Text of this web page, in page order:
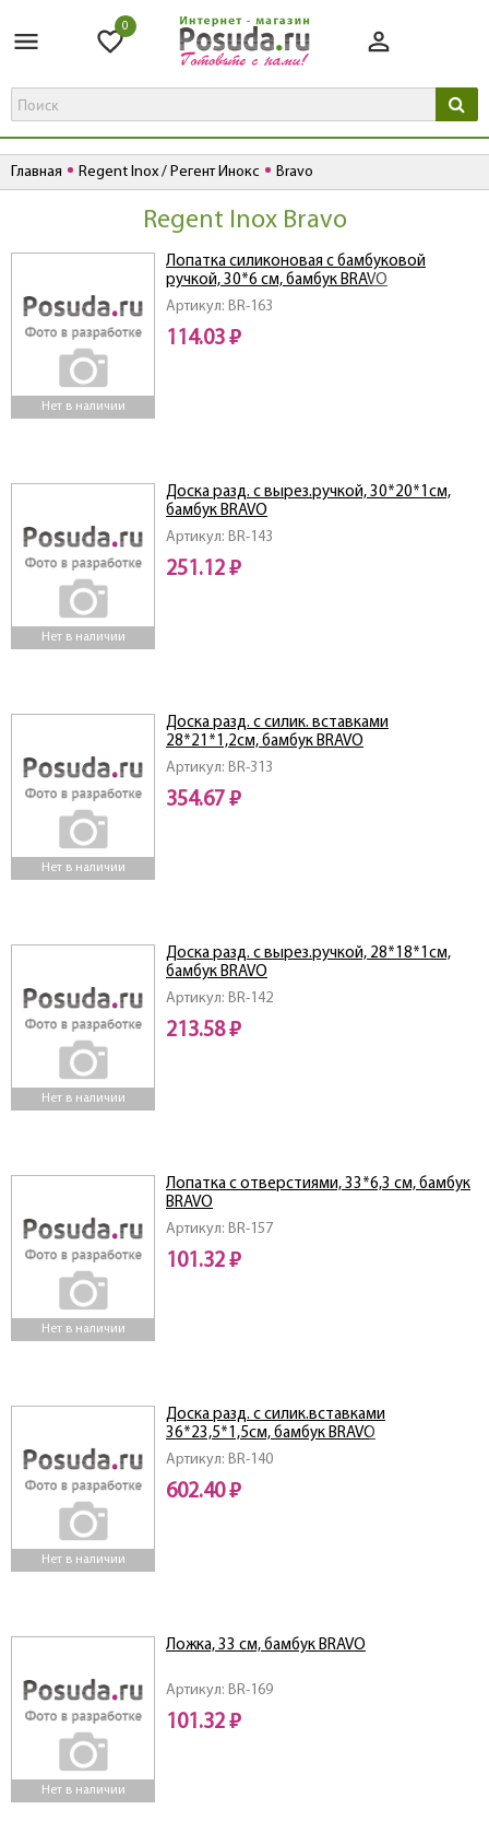
0
Главная Regent Inox / Регент Инокс Bravo
Regent Inox Bravo
Нет в наличии
Артикул: BR-163
Лопатка силиконовая с бамбуковой
ручкой, 30*6 см, бамбук BRAVO
114.03 ₽
Нет в наличии
Артикул: BR-143
Доска разд. с вырез.ручкой, 30*20*1см,
бамбук BRAVO
251.12 ₽
Нет в наличии
Артикул: BR-313
Доска разд. с силик. вставками
28*21*1,2см, бамбук BRAVO
354.67 ₽
Нет в наличии
Артикул: BR-142
Доска разд. с вырез.ручкой, 28*18*1см,
бамбук BRAVO
213.58 ₽
Нет в наличии
Артикул: BR-157
Лопатка с отверстиями, 33*6,3 см, бамбук
BRAVO
101.32 ₽
Нет в наличии
Артикул: BR-140
Доска разд. с силик.вставками
36*23,5*1,5см, бамбук BRAVO
602.40 ₽
Нет в наличии
Артикул: BR-169
Ложка, 33 см, бамбук BRAVO
101.32 ₽